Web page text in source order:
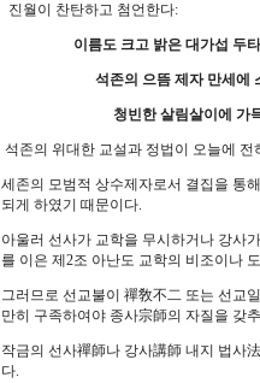
진월이 찬탄하고 첨언한다:
이름도 크고 밝은 대가섭 두
석존의 으뜸 제자 만세에 스
청빈한 살림살이에 가득 쌓
석존의 위대한 교설과 정법이 오늘에
세존의 모범적 상수제자로서 결집을 통
되게 하였기 때문이다.
아울러 선사가 교학을 무시하거나 강사
를 이은 제2조 아난도 교학의 비조이나
그러므로 선교불이 禪敎不二 또는 선교
만히 구족하여야 종사宗師의 자질을 갖
작금의 선사禪師나 강사講師 내지 법사
다.